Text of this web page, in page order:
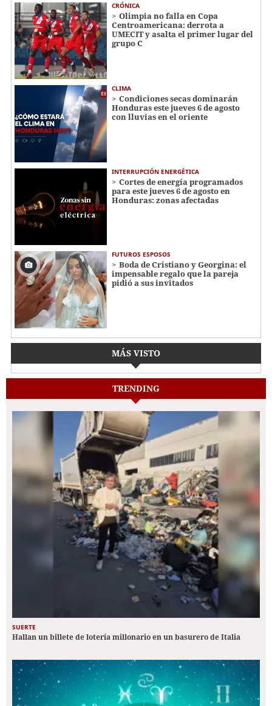
CRÓNICA
Olimpia no falla en Copa
Centroamericana: derrota a
UMECIT y asalta el primer lugar del
grupo C
CLIMA
Condiciones secas dominarán
Honduras este jueves 6 de agosto
con lluvias en el oriente
INTERRUPCIÓN ENERGÉTICA
Cortes de energía programados
para este jueves 6 de agosto en
Honduras: zonas afectadas
FUTUROS ESPOSOS
Boda de Cristiano y Georgina: el
impensable regalo que la pareja
pidió a sus invitados
MÁS VISTO
TRENDING
SUERTE
Hallan un billete de lotería millonario en un basurero de Italia